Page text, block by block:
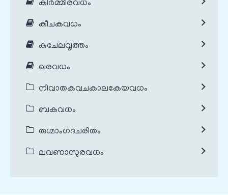
കിർമ്മീരവധം
കീചകവധം
കുചേലവൃത്തം
ഖരവധം
നിവാതകവചകാലകേയവധം
ബകവധം
രുഗ്മാംഗദചരിതം
ലവണാസുരവധം